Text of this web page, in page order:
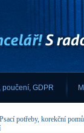
Psací potřeby, korekční
GDPR